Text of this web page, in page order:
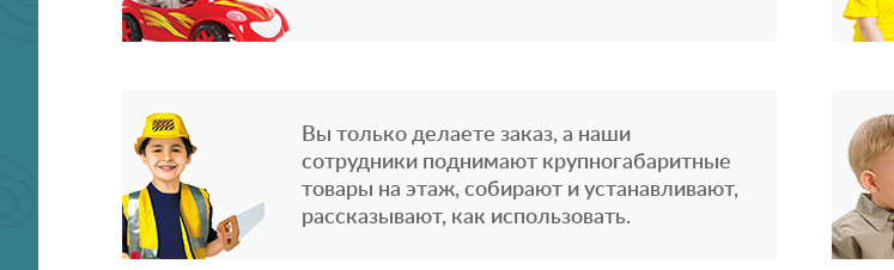
Вы только делаете заказ, а наши
сотрудники поднимают крупногабаритные
товары на этаж, собирают и устанавливают,
рассказывают, как использовать.